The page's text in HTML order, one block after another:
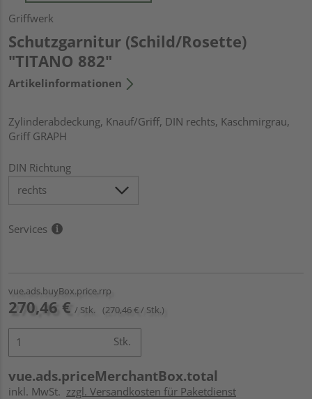
Griffwerk
Schutzgarnitur (Schild/Rosette)
"TITANO 882"
Artikelinformationen
Zylinderabdeckung, Knauf/Griff, DIN rechts, Kaschmirgrau,
Griff GRAPH
DIN Richtung
Services
vue.ads.buyBox.price.rrp
270,46 € / Stk. (270,46 € / Stk.)
Stk.
vue.ads.priceMerchantBox.total
inkl. MwSt. zzgl. Versandkosten für Paketdienst